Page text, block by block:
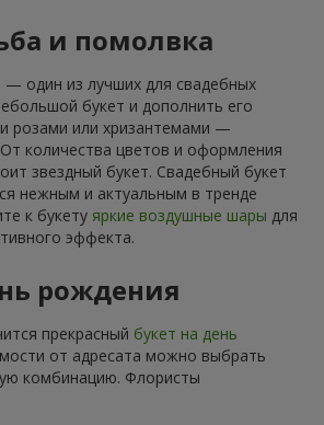
и помолвка
— один из лучших для свадебных
букет и дополнить его
розами или хризантемами —
количества цветов и оформления
звездный букет. Свадебный букет
нежным и актуальным в тренде
к букету яркие воздушные шары для
эффекта.
рождения
прекрасный букет на день
от адресата можно выбрать
комбинацию. Флористы